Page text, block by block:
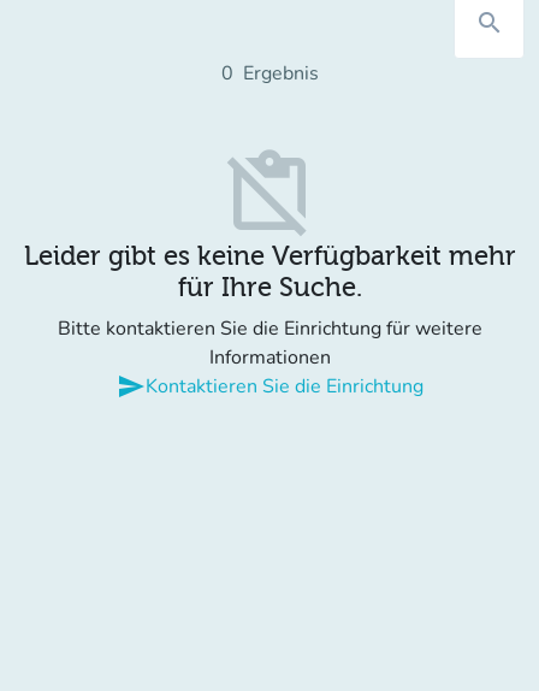
search
0 Ergebnis
content_paste_off
Leider gibt es keine Verfügbarkeit mehr
für Ihre Suche.
Bitte kontaktieren Sie die Einrichtung für weitere
Informationen
sendKontaktieren Sie die Einrichtung